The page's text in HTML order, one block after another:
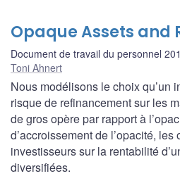
Opaque Assets and
Document de travail du personnel
Toni Ahnert
Nous modélisons le choix qu’un
risque de refinancement sur les
de gros opère par rapport à
d’accroissement de l’opacité,
investisseurs sur la rentabilité
diversifiées.